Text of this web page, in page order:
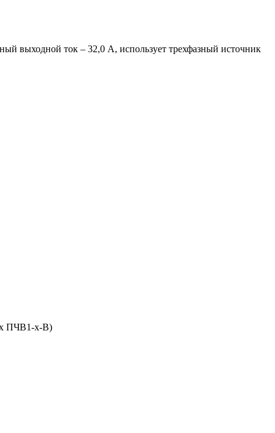
выходной ток – 32,0 А, использует трехфазный источник
ПЧВ1-х-В)